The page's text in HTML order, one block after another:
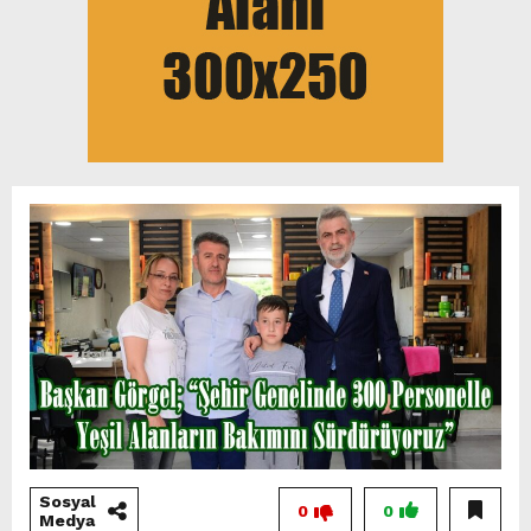
Sosyal
Medya
0
0